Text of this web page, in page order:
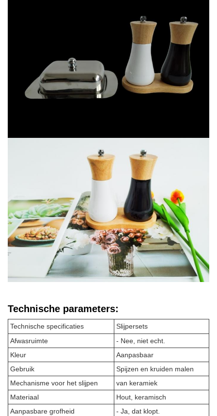
Technische parameters:
Technische specificaties
Slijpersets
Afwasruimte
- Nee, niet echt.
Kleur
Aanpasbaar
Gebruik
Spijzen en kruiden malen
Mechanisme voor het slijpen
van keramiek
Materiaal
Hout, keramisch
Aanpasbare grofheid
- Ja, dat klopt.